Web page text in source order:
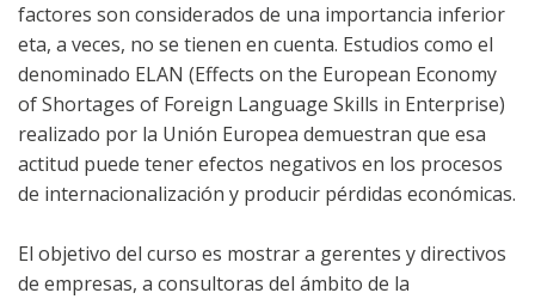
factores son considerados de una importancia inferior
eta, a veces, no se tienen en cuenta. Estudios como el
denominado ELAN (Effects on the European Economy
of Shortages of Foreign Language Skills in Enterprise)
realizado por la Unión Europea demuestran que esa
actitud puede tener efectos negativos en los procesos
de internacionalización y producir pérdidas económicas.
El objetivo del curso es mostrar a gerentes y directivos
de empresas, a consultoras del ámbito de la